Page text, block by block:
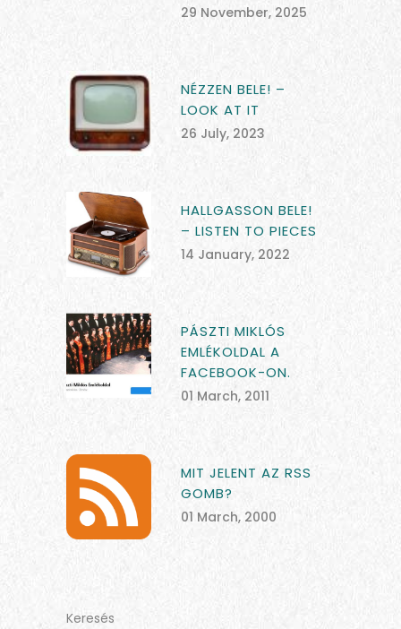
29 November, 2025
NÉZZEN BELE! –
LOOK AT IT
26 July, 2023
HALLGASSON BELE!
– LISTEN TO PIECES
14 January, 2022
PÁSZTI MIKLÓS
EMLÉKOLDAL A
FACEBOOK-ON.
01 March, 2011
MIT JELENT AZ RSS
GOMB?
01 March, 2000
Keresés